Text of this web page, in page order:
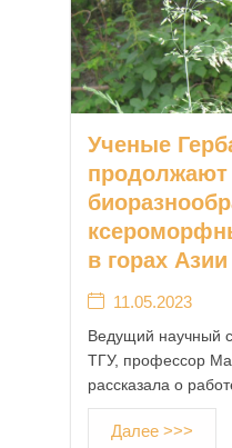
Ученые
продолжают
в горах Азии
11.05.2023
Ведущий научный
ТГУ, профессор
рассказала о
Далее >>>